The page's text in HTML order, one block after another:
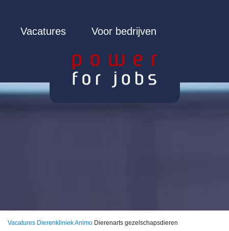
Vacatures Voor bedrijven
Vacatures Dierenkliniek Animo Dierenarts gezelschapsdieren